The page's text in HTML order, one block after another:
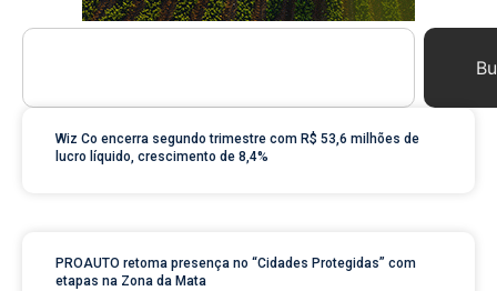
Wiz Co encerra segundo trimestre com R$ 53,6 milhões de
lucro líquido, crescimento de 8,4%
PROAUTO retoma presença no “Cidades Protegidas” com
etapas na Zona da Mata